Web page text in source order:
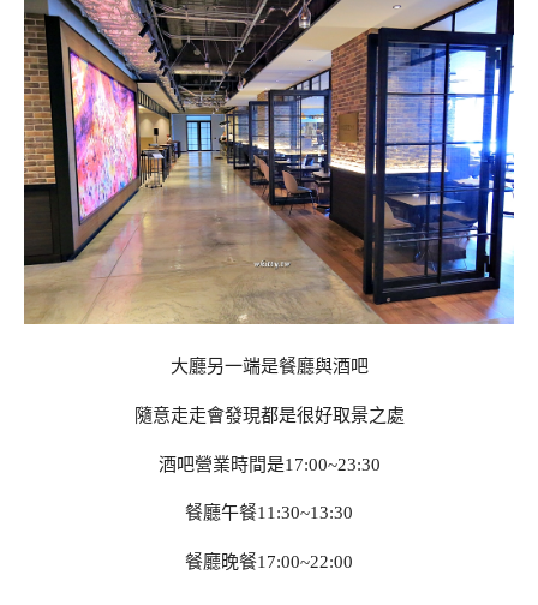
大廳另一端是餐廳與酒吧
隨意走走會發現都是很好取景之處
酒吧營業時間是17:00~23:30
餐廳午餐11:30~13:30
餐廳晚餐17:00~22:00